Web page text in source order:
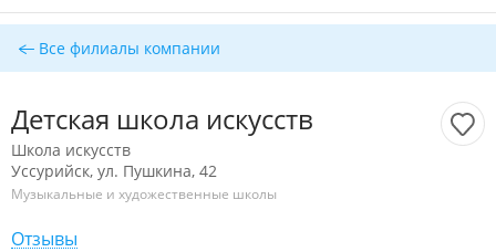
Все филиалы компании
Детская школа искусств
Школа искусств
Уссурийск, ул. Пушкина, 42
Музыкальные и художественные школы
Отзывы